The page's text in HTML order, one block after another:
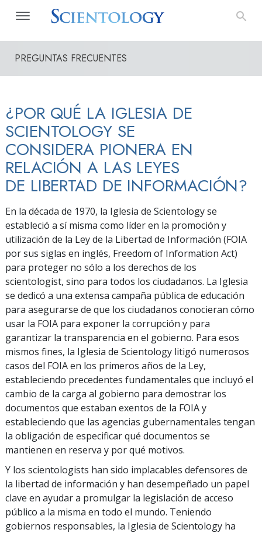
PREGUNTAS FRECUENTES
¿POR QUÉ LA IGLESIA DE
SCIENTOLOGY SE
CONSIDERA PIONERA EN
RELACIÓN A LAS LEYES
DE LIBERTAD DE INFORMACIÓN?
En la década de 1970, la Iglesia de Scientology se
estableció a sí misma como líder en la promoción y
utilización de la Ley de la Libertad de Información (FOIA
por sus siglas en inglés, Freedom of Information Act)
para proteger no sólo a los derechos de los
scientologist, sino para todos los ciudadanos. La Iglesia
se dedicó a una extensa campaña pública de educación
para asegurarse de que los ciudadanos conocieran cómo
usar la FOIA para exponer la corrupción y para
garantizar la transparencia en el gobierno. Para esos
mismos fines, la Iglesia de Scientology litigó numerosos
casos del FOIA en los primeros años de la Ley,
estableciendo precedentes fundamentales que incluyó el
cambio de la carga al gobierno para demostrar los
documentos que estaban exentos de la FOIA y
estableciendo que las agencias gubernamentales tengan
la obligación de especificar qué documentos se
mantienen en reserva y por qué motivos.
Y los scientologists han sido implacables defensores de
la libertad de información y han desempeñado un papel
clave en ayudar a promulgar la legislación de acceso
público a la misma en todo el mundo. Teniendo
gobiernos responsables, la Iglesia de Scientology ha